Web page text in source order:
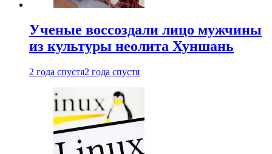
Ученые воссоздали лицо мужчины
из культуры неолита Хуншань
2 года спустя2 года спустя